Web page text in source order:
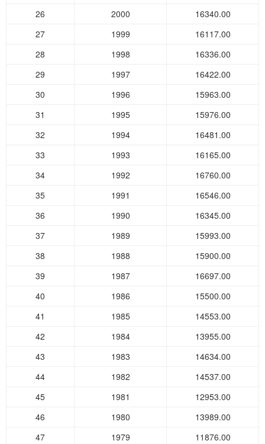
26
2000
16340.00
27
1999
16117.00
28
1998
16336.00
29
1997
16422.00
30
1996
15963.00
31
1995
15976.00
32
1994
16481.00
33
1993
16165.00
34
1992
16760.00
35
1991
16546.00
36
1990
16345.00
37
1989
15993.00
38
1988
15900.00
39
1987
16697.00
40
1986
15500.00
41
1985
14553.00
42
1984
13955.00
43
1983
14634.00
44
1982
14537.00
45
1981
12953.00
46
1980
13989.00
47
1979 11876.00